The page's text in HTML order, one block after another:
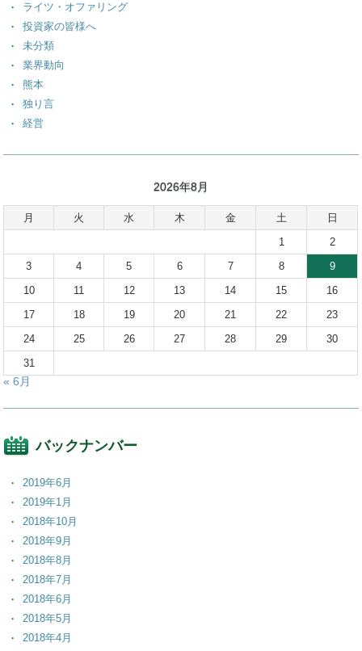
ライツ・オファリング
投資家の皆様へ
未分類
業界動向
熊本
独り言
経営
2026年8月
月 火 水 木 金 土
日
1
2
3
4 5 6 7 8
9
10
11 12 13 14 15
16
17
18 19 20 21 22
23
24
25 26 27 28 29
30
31
« 6月
バックナンバー
2019年6月
2019年1月
2018年10月
2018年9月
2018年8月
2018年7月
2018年6月
2018年5月
2018年4月